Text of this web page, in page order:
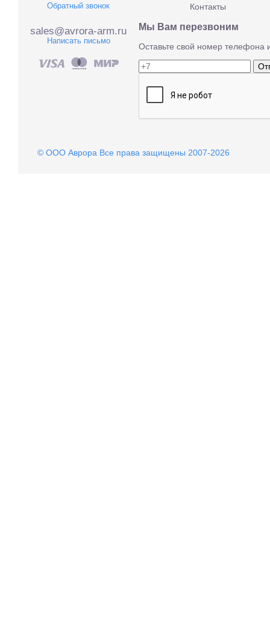
Обратный звонок
sales@avrora-arm.ru
Написать письмо
Контакты
Мы Вам перезвоним
Оставьте свой номер
© OOO Аврора Все права защищены 2007-2026